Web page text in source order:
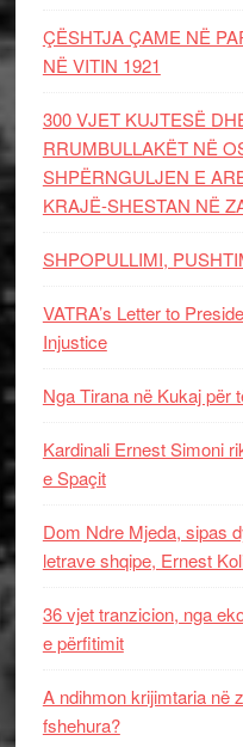
ÇËSHTJA ÇAME NË
NË VITIN 1921
300 VJET KUJTESË
RRUMBULLAKËT NË
SHPËRNGULJEN E
KRAJË-SHESTAN NË
SHPOPULLIMI,
VATRA’s Letter to
Injustice
Nga Tirana në Kukaj për
Kardinali Ernest Simoni
e Spaçit
Dom Ndre Mjeda, sipas
letrave shqipe, Ernest
36 vjet tranzicion, nga
e përfitimit
A ndihmon krijimtaria në
fshehura?